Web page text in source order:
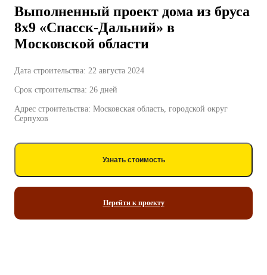
Выполненный проект дома из бруса
8х9 «Спасск-Дальний» в
Московской области
Дата строительства: 22 августа 2024
Срок строительства: 26 дней
Адрес строительства: Московская область, городской округ
Серпухов
Узнать стоимость
Перейти к проекту